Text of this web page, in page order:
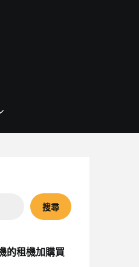
搜尋
的租機加購買